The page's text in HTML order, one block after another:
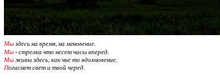
Мы здесь на время, на мгновение.
Мы - стрелка что несет часы вперед.
Мы живы здесь, как чье то вдохновение.
Погаснет свет и твой черед.